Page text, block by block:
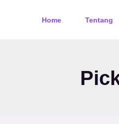
Home Tentang